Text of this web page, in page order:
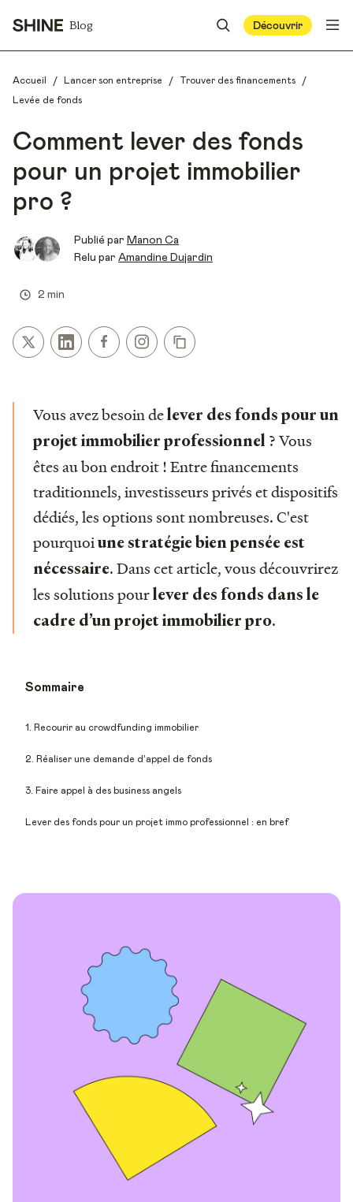
Blog Découvrir
Accueil / Lancer son entreprise / Trouver des financements /
Levée de fonds
Comment lever des fonds
pour un projet immobilier
pro ?
Publié par Manon Ca
Relu par Amandine Dujardin
2 min
Vous avez besoin delever des fonds pour un
projet immobilier professionnel ? Vous
êtes au bon endroit ! Entre financements
traditionnels, investisseurs privés et dispositifs
dédiés, les options sont nombreuses. C'est
pourquoiune stratégie bien pensée est
nécessaire. Dans cet article, vous découvrirez
les solutions pourlever des fonds dans le
cadre d’un projet immobilier pro.
Sommaire
1. Recourir au crowdfunding immobilier
2. Réaliser une demande d’appel de fonds
3. Faire appel à des business angels
Lever des fonds pour un projet immo professionnel : en bref